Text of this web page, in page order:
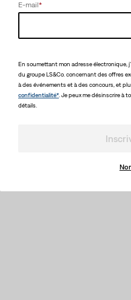
E-mail*
En soumettant mon adresse électronique,
du groupe LS&Co. concernant des offres
à des événements et à des concours, et
confidentialité* . Je peux me désinscrire à
détails.